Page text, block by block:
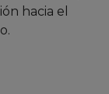
hacia el